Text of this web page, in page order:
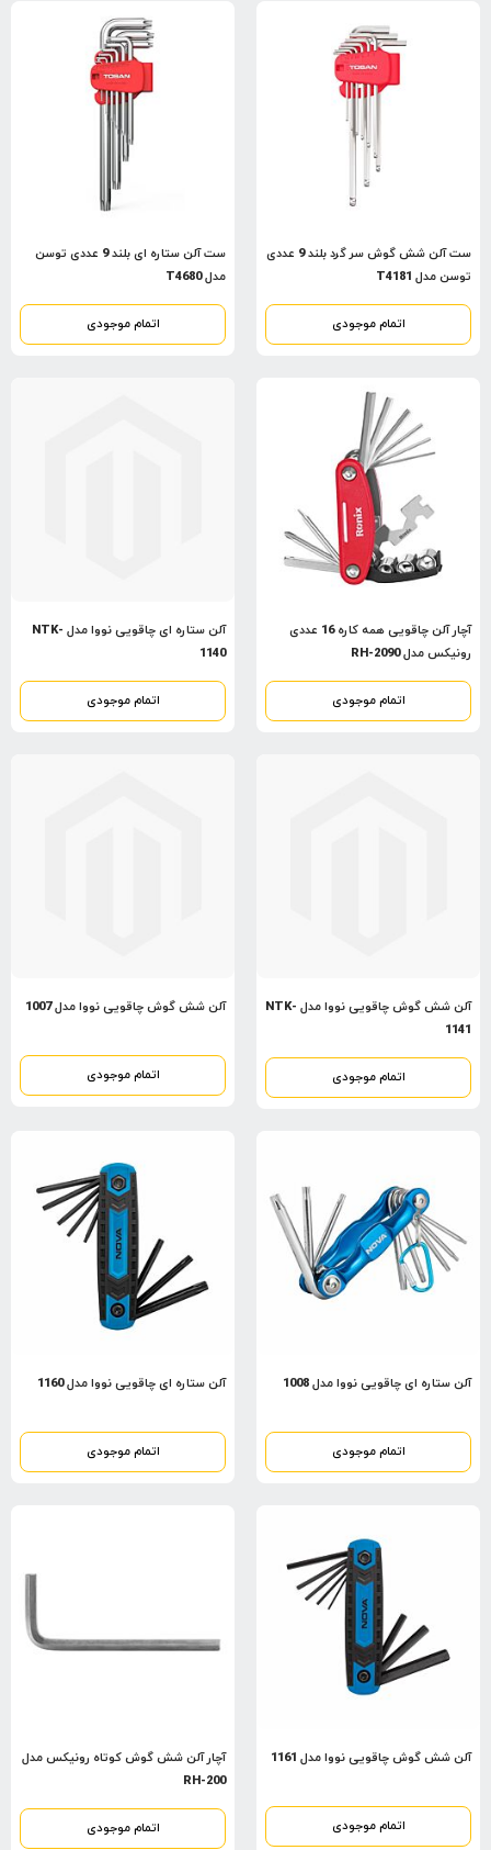
ست آلن شش گوش سر گرد بلند 9 عددی
توسن مدل T4181
اتمام موجودی
ست آلن ستاره ای بلند 9 عددی توسن
مدل T4680
اتمام موجودی
آچار آلن چاقویی همه کاره 16 عددی
رونیکس مدل RH-2090
اتمام موجودی
آلن ستاره ای چاقویی نووا مدل NTK-
1140
اتمام موجودی
آلن شش گوش چاقویی نووا مدل NTK-
1141
اتمام موجودی
آلن شش گوش چاقویی نووا مدل 1007
اتمام موجودی
آلن ستاره ای چاقویی نووا مدل 1008
اتمام موجودی
آلن ستاره ای چاقویی نووا مدل 1160
اتمام موجودی
آلن شش گوش چاقویی نووا مدل 1161
اتمام موجودی
آچار آلن شش گوش کوتاه رونیکس مدل
RH-200
اتمام موجودی